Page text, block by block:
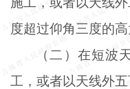
度超过仰角三度的
（二）在短波
工，或者以天线外